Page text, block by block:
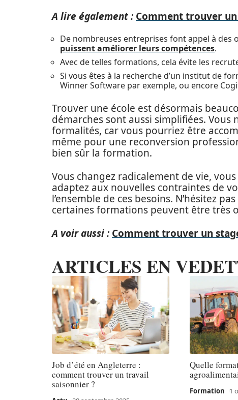
A lire également : Comment trouver
De nombreuses entreprises font appel à
puissent améliorer leurs compétences.
Avec de telles formations, cela évite les
Si vous êtes à la recherche d’un institut de
Winner Software par exemple, ou encore
Trouver une école est désormais
démarches sont aussi simplifiées. Vous
formalités, car vous pourriez être
même pour une reconversion
bien sûr la formation.
Vous changez radicalement de vie,
adaptez aux nouvelles contraintes de
l’ensemble de ces besoins. N’hésitez
certaines formations peuvent être très
A voir aussi : Comment trouver un
ARTICLES EN
Job d’été en Angleterre :
comment trouver un travail
saisonnier ?
Quelle
Formation 1